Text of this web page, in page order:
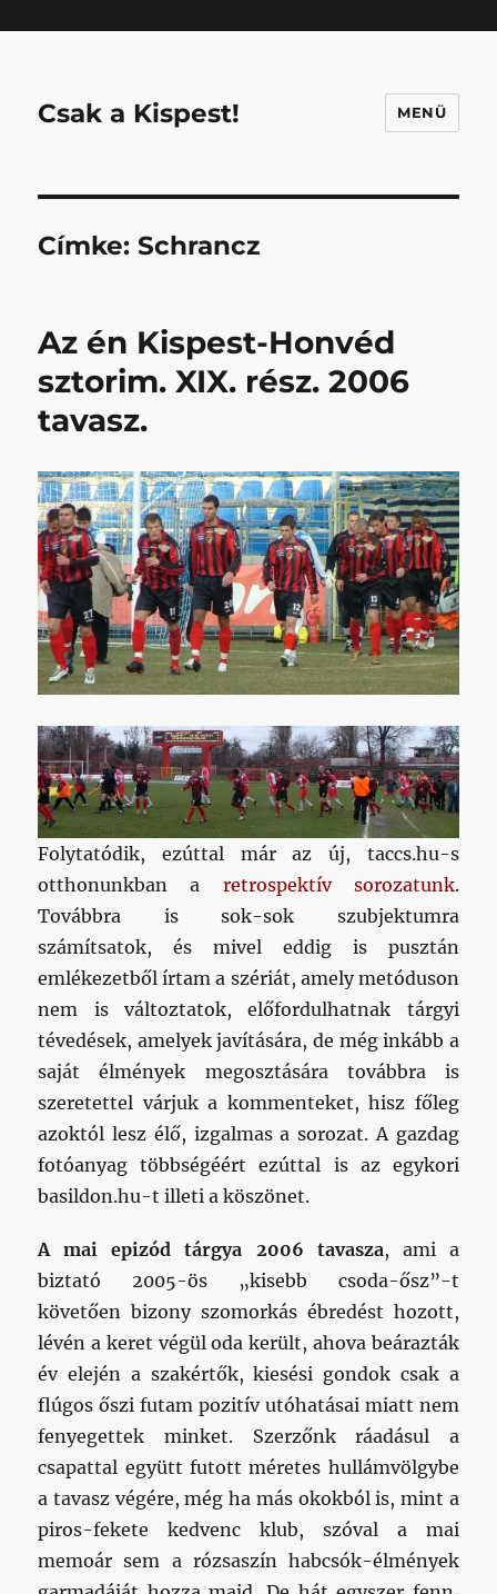
Csak a Kispest! MENÜ
Címke:Schrancz
Az én Kispest-Honvéd
sztorim. XIX. rész. 2006
tavasz.
Folytatódik, ezúttal már az új, taccs.hu-s
otthonunkban a retrospektív sorozatunk.
Továbbra is sok-sok szubjektumra
számítsatok, és mivel eddig is pusztán
emlékezetből írtam a szériát, amely metóduson
nem is változtatok, előfordulhatnak tárgyi
tévedések, amelyek javítására, de még inkább a
saját élmények megosztására továbbra is
szeretettel várjuk a kommenteket, hisz főleg
azoktól lesz élő, izgalmas a sorozat. A gazdag
fotóanyag többségéért ezúttal is az egykori
basildon.hu-t illeti a köszönet.
A mai epizód tárgya 2006 tavasza, ami a
biztató 2005-ös „kisebb csoda-ősz”-t
követően bizony szomorkás ébredést hozott,
lévén a keret végül oda került, ahova beárazták
év elején a szakértők, kiesési gondok csak a
flúgos őszi futam pozitív utóhatásai miatt nem
fenyegettek minket. Szerzőnk ráadásul a
csapattal együtt futott méretes hullámvölgybe
a tavasz végére, még ha más okokból is, mint a
piros-fekete kedvenc klub, szóval a mai
memoár sem a rózsaszín habcsók-élmények